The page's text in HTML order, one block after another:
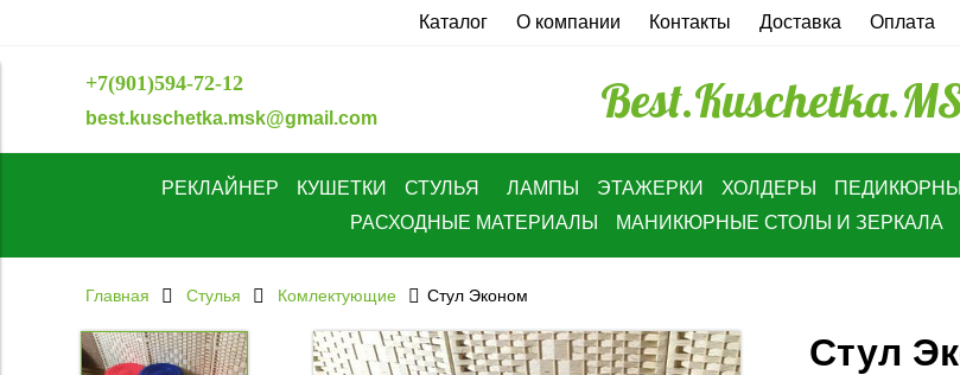
Каталог О компании Контакты Доставка Оплата
+7(901)594-72-12
best.kuschetka.msk@gmail.com
РЕКЛАЙНЕР КУШЕТКИ СТУЛЬЯ ЛАМПЫ ЭТАЖЕРКИ ХОЛДЕРЫ
РАСХОДНЫЕ МАТЕРИАЛЫ
МАНИКЮРНЫЕ СТОЛЫ И ЗЕРКАЛА
Главная Стулья Комлектующие Стул Эконом
Стул